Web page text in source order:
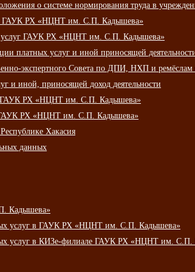
о системе нормирования труда в
ГАУК РХ «НЦНТ им. С.П. Кадышева»
услуг ГАУК РХ «НЦНТ им. С.П. Кадышева»
платных услуг и иной приносящей
экспертного Совета по ДПИ, НХП и
и иной, приносящей доход деятельности
ГАУК РХ «НЦНТ им. С.П. Кадышева»
ГАУК РХ «НЦНТ им. С.П. Кадышева»
Хакасия
данных
Кадышева»
услуг в ГАУК РХ «НЦНТ им. С.П. Кадышева»
услуг в КИЗе-филиале ГАУК РХ «НЦНТ им.